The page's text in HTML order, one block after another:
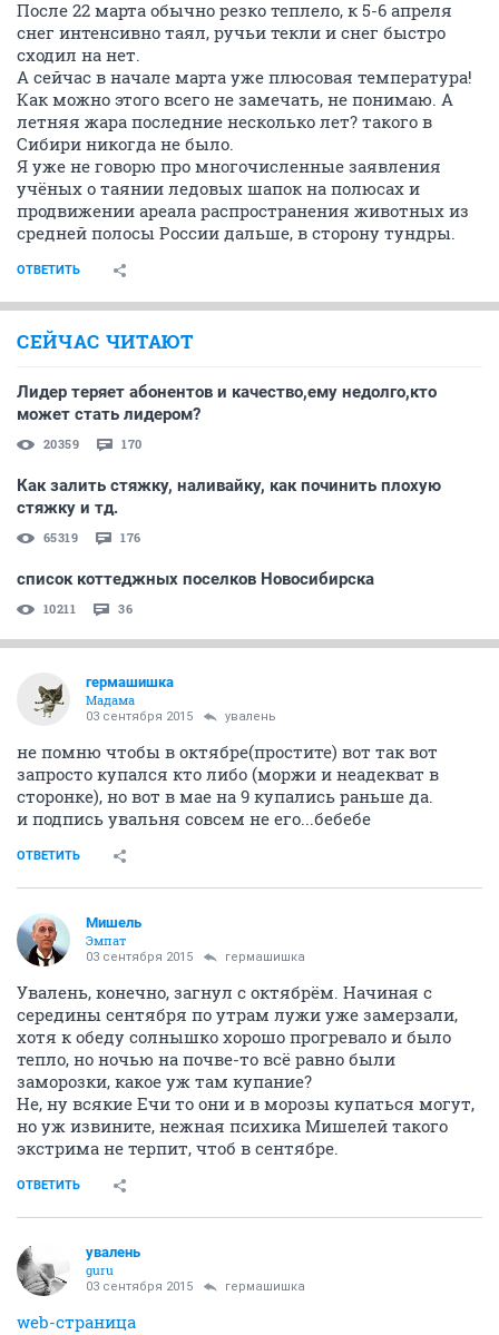
После 22 марта обычно резко теплело, к 5-6 апреля
снег интенсивно таял, ручьи текли и снег быстро
сходил на нет.
А сейчас в начале марта уже плюсовая температура!
Как можно этого всего не замечать, не понимаю. А
летняя жара последние несколько лет? такого в
Сибири никогда не было.
Я уже не говорю про многочисленные заявления
учёных о таянии ледовых шапок на полюсах и
продвижении ареала распространения животных из
средней полосы России дальше, в сторону тундры.
ОТВЕТИТЬ
СЕЙЧАС ЧИТАЮТ
Лидер теряет абонентов и качество,ему недолго,кто
может стать лидером?
20359 170
Как залить стяжку, наливайку, как починить плохую
стяжку и тд.
65319 176
список коттеджных поселков Новосибирска
10211 36
гермашишка
Мадама
03 сентября 2015 увалень
не помню чтобы в октябре(простите) вот так вот
запросто купался кто либо (моржи и неадекват в
сторонке), но вот в мае на 9 купались раньше да.
и подпись увальня совсем не его...бебебе
ОТВЕТИТЬ
Мишель
Эмпат
03 сентября 2015 гермашишка
Увалень, конечно, загнул с октябрём. Начиная с
середины сентября по утрам лужи уже замерзали,
хотя к обеду солнышко хорошо прогревало и было
тепло, но ночью на почве-то всё равно были
заморозки, какое уж там купание?
Не, ну всякие Ечи то они и в морозы купаться могут,
но уж извините, нежная психика Мишелей такого
экстрима не терпит, чтоб в сентябре.
ОТВЕТИТЬ
увалень
guru
03 сентября 2015 гермашишка
web-страница